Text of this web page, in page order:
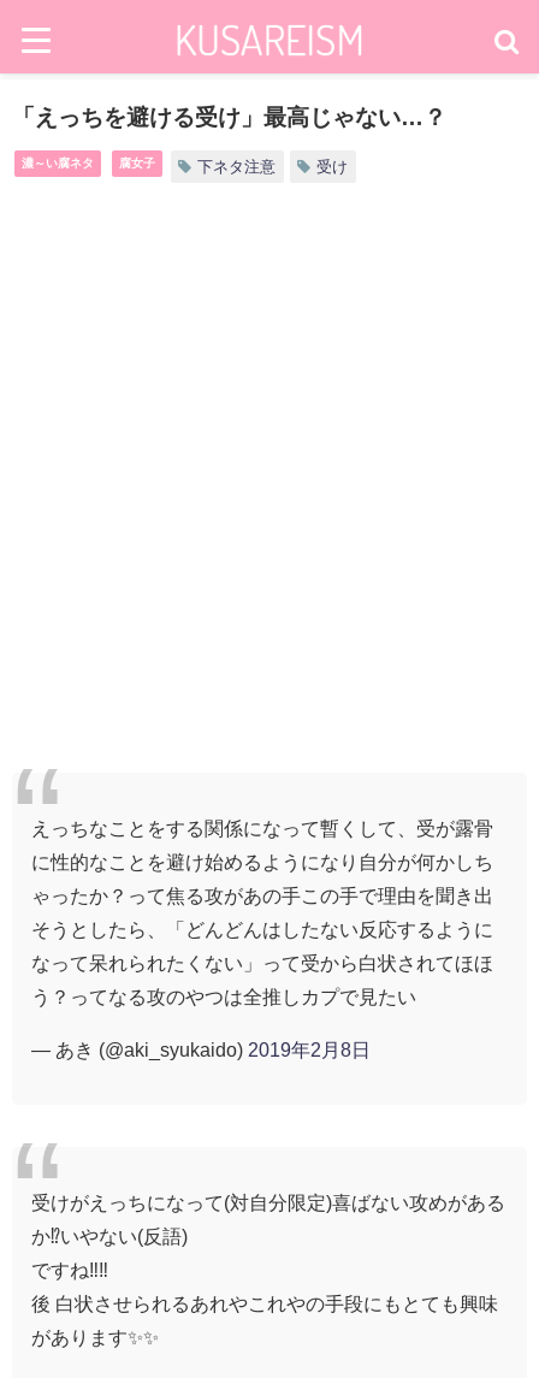
「えっちを避ける受け」最高じゃない…？
濃～い腐ネタ 腐女子 下ネタ注意 受け
えっちなことをする関係になって暫くして、受が露骨
に性的なことを避け始めるようになり自分が何かしち
ゃったか？って焦る攻があの手この手で理由を聞き出
そうとしたら、「どんどんはしたない反応するように
なって呆れられたくない」って受から白状されてほほ
う？ってなる攻のやつは全推しカプで見たい
— あき (@aki_syukaido) 2019年2月8日
受けがえっちになって(対自分限定)喜ばない攻めがある
か⁉️いやない(反語)
ですね‼️‼️
後 白状させられるあれやこれやの手段にもとても興味
があります✨✨